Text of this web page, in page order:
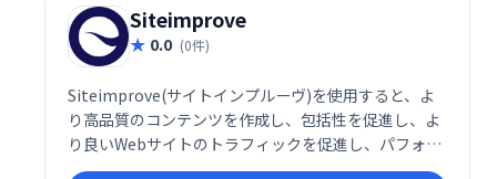
Siteimprove
0.0 (0件)
Siteimprove(サイトインプルーヴ)を使用すると、よ
り高品質のコンテンツを作成し、包括性を促進し、よ
り良いWebサイトのトラフィックを促進し、パフォー
マンスを測定し、規制コンプライアンスに向けて取り